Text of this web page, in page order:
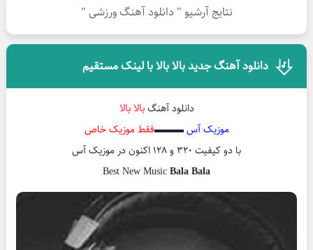
نتایج آرشیو " دانلود آهنگ ورزشی "
دانلود آهنگ جدید بالا بالا با لینک مستقیم
دانلود آهنگبالا بالا
موزیک آس▬▬▬فقط موزیک خاص
با دو کیفیت ۳۲۰ و ۱۲۸ اکنون در موزیک آس
Best New MusicBala Bala